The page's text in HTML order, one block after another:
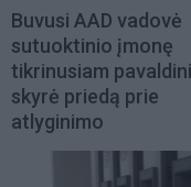
Buvusi AAD vadovė
sutuoktinio įmonę
tikrinusiam
skyrė priedą prie
atlyginimo